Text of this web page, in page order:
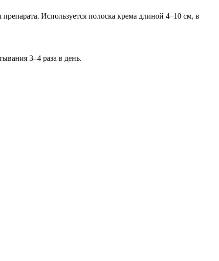
Используется полоска крема длиной 4–10 см, в
3–4 раза в день.